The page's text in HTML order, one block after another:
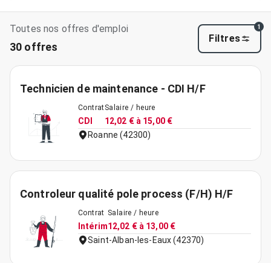
Toutes nos offres d'emploi
30 offres
Filtres
1
Technicien de maintenance - CDI H/F
Contrat
CDI
Salaire / heure
12,02 € à 15,00 €
Roanne (42300)
Controleur qualité pole process (F/H) H/F
Contrat
Intérim
Salaire / heure
12,02 € à 13,00 €
Saint-Alban-les-Eaux (42370)